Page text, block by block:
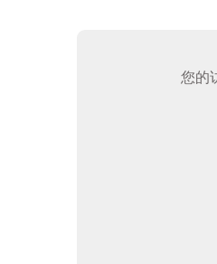
您的